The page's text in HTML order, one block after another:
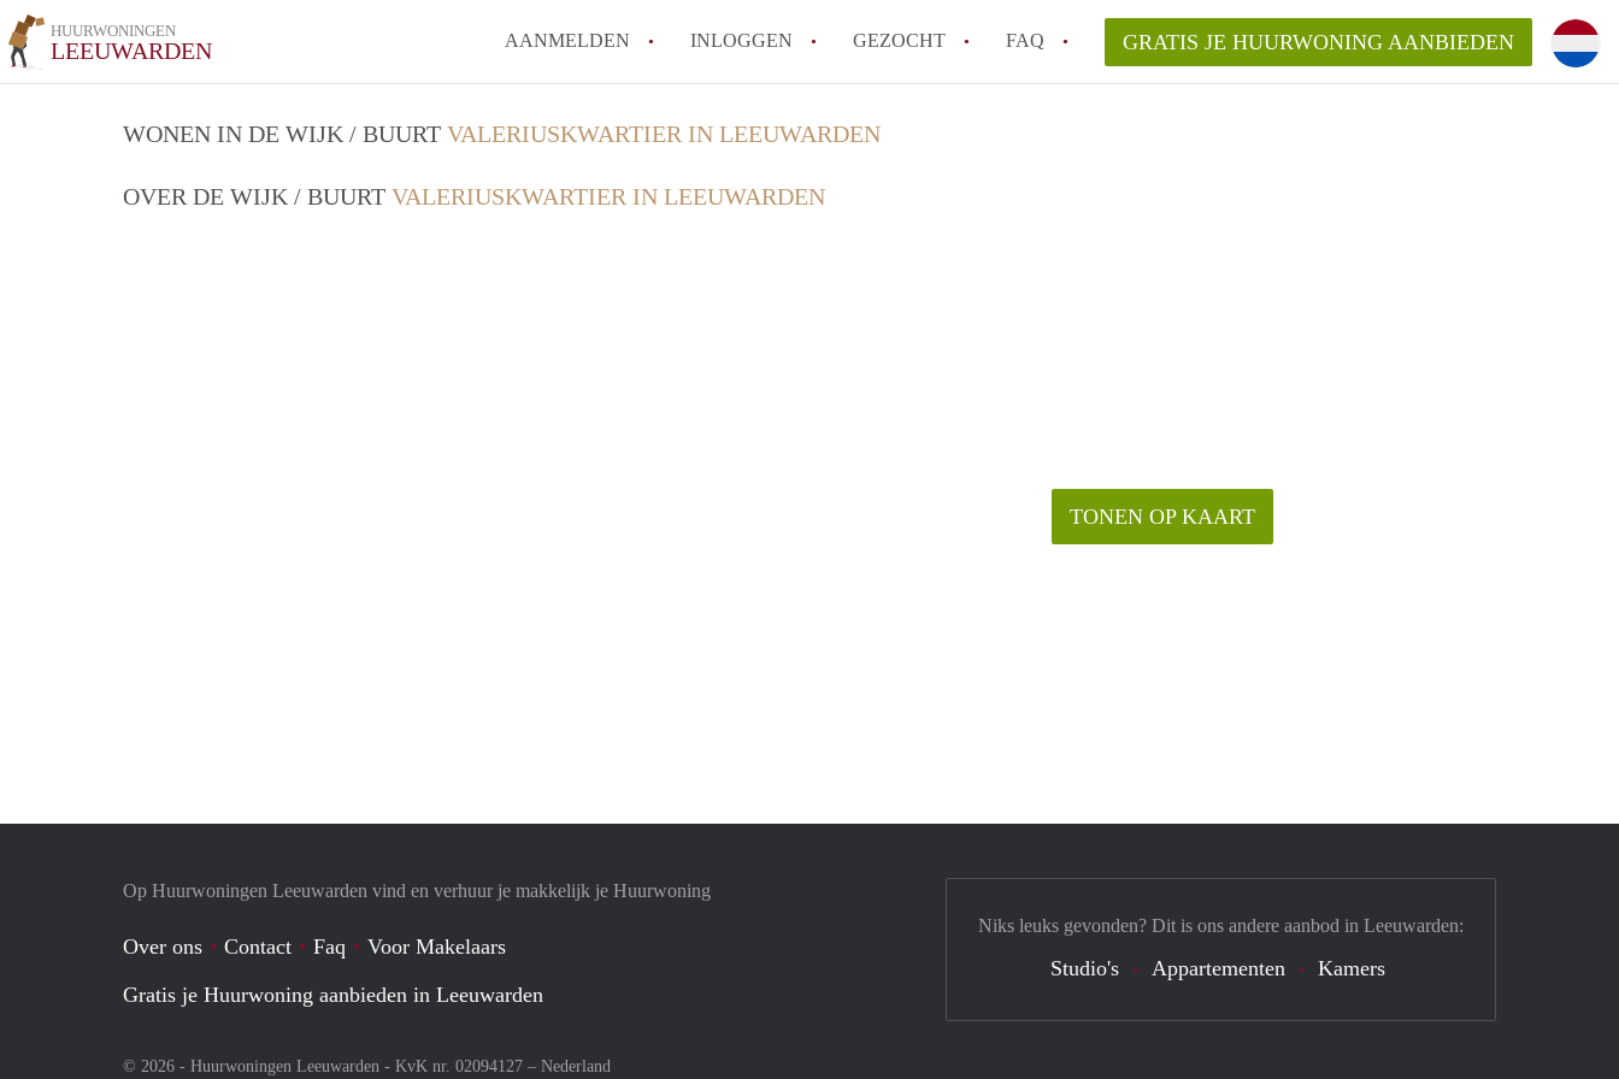
HUURWONINGEN
LEEUWARDEN AANMELDEN INLOGGEN GEZOCHT FAQ
Wat is HuurwoningenLeeuwarden?
GRATIS JE HUURWONING AANBIEDEN
WONEN IN DE WIJK / BUURT VALERIUSKWARTIER IN LEEUWARDEN
OVER DE WIJK / BUURT VALERIUSKWARTIER IN LEEUWARDEN
TONEN OP KAART
Op Huurwoningen Leeuwarden vind en verhuur je makkelijk je Huurwoning
Over ons Contact Faq
Voor Makelaars
Gratis je Huurwoning aanbieden in Leeuwarden
© 2026 - Huurwoningen Leeuwarden - KvK nr. 02094127 – Nederland
Niks leuks gevonden? Dit is ons andere aanbod in Leeuwarden:
Studio's Appartementen Kamers